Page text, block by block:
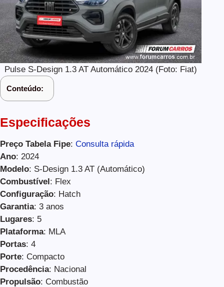
Pulse S-Design 1.3 AT Automático 2024 (Foto: Fiat)
Conteúdo:
Especificações
Preço Tabela Fipe: Consulta rápida
Ano: 2024
Modelo: S-Design 1.3 AT (Automático)
Combustível: Flex
Configuração: Hatch
Garantia: 3 anos
Lugares: 5
Plataforma: MLA
Portas: 4
Porte: Compacto
Procedência: Nacional
Propulsão: Combustão